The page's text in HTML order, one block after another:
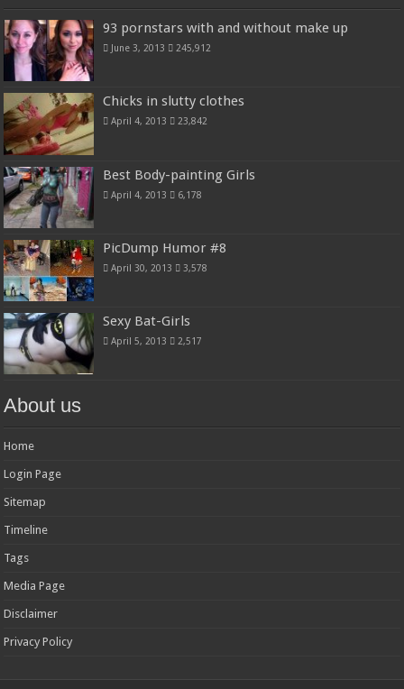
93 pornstars with and without make up
June 3, 2013 245,912
Chicks in slutty clothes
April 4, 2013 23,842
Best Body-painting Girls
April 4, 2013 6,178
PicDump Humor #8
April 30, 2013 3,578
Sexy Bat-Girls
April 5, 2013 2,517
About us
Home
Login Page
Sitemap
Timeline
Tags
Media Page
Disclaimer
Privacy Policy